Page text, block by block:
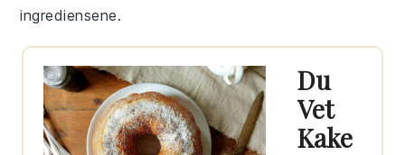
ingrediensene.
Du
Vet
Kake